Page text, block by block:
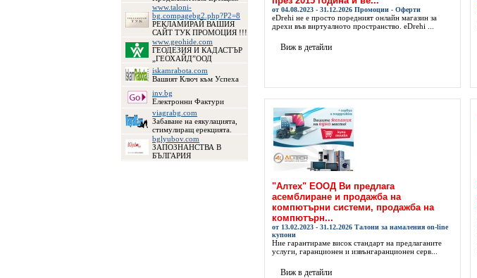
www.taloni-
bg.compagebg2.php?P2=8
РЕКЛАМИРАЙ ВАШИЯ
САЙТ ТУК ПРОМОЦИЯ !!!
www.geohide.com
ГЕОДЕЗИЯ И КАДАСТЪР
„ГЕОХАЙД”ООД
iskamrabota.com
Вашият Ключ към Успеха
inv.bg
Електронни Фактури
viagrabg.com
Забаване на еякулацията,
стимулиращ ерекцията.
bglyubov.com
ЗАПОЗНАНСТВА В
БЪЛГАРИЯ
от 04.08.2023 - 31.12.2026 Промоции - Оферти
eDrehi не е просто поредният онлайн магазин за
дрехи във виртуалното пространство. eDrehi ...
Виж в детайли
"Алтех" ЕООД Ви предлага
асемблиране и продажба на
компютърни системи, продажба на
компютърн...
от 13.02.2023 - 31.12.2026 Талони за намаления on-line
купони
Ние гарантираме висок стандарт на предлаганите
услуги, гаранционен и извънгаранционен серв...
Виж в детайли